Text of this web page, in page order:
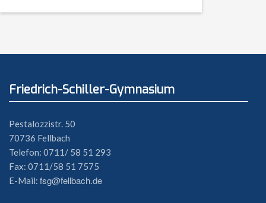
Friedrich-Schiller-Gymnasium
Pestalozzistr. 50
70736 Fellbach
Telefon: 0711/ 58 51 293
Fax: 0711/58 51 7575
E-Mail: fsg@fellbach.de